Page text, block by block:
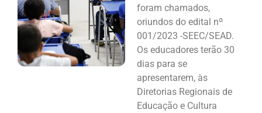
foram chamados,
oriundos do edital nº
001/2023 -SEEC/SEAD.
Os educadores terão 30
dias para se
apresentarem, às
Diretorias Regionais de
Educação e Cultura